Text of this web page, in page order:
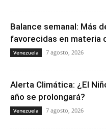
Balance semanal: Más
favorecidas en materia
Venezuela 7 agosto, 2026
Alerta Climática: ¿El
año se prolongará?
Venezuela 7 agosto, 2026